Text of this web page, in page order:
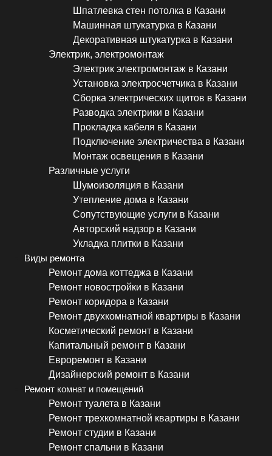
Шпатлевка стен потолка в Казани
Машинная штукатурка в Казани
Декоративная штукатурка в Казани
Электрик, электромонтаж
Электрик электромонтаж в Казани
Установка электросчетчика в Казани
Сборка электрических щитов в Казани
Разводка электрики в Казани
Прокладка кабеля в Казани
Подключение электричества в Казани
Монтаж освещения в Казани
Различные услуги
Шумоизоляция в Казани
Утепление дома в Казани
Сопутствующие услуги в Казани
Авторский надзор в Казани
Укладка плитки в Казани
Виды ремонта
Ремонт дома коттеджа в Казани
Ремонт новостройки в Казани
Ремонт коридора в Казани
Ремонт двухкомнатной квартиры в Казани
Косметический ремонт в Казани
Капитальный ремонт в Казани
Евроремонт в Казани
Дизайнерский ремонт в Казани
Ремонт комнат и помещений
Ремонт туалета в Казани
Ремонт трехкомнатной квартиры в Казани
Ремонт студии в Казани
Ремонт спальни в Казани